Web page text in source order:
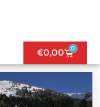
€0,00 0